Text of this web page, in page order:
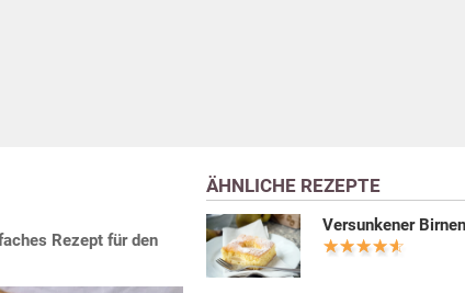
Rezept für den
ÄHNLICHE REZEPTE
Versunkener